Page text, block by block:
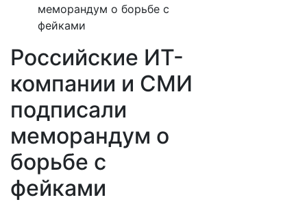
меморандум о борьбе с
фейками
Российские ИТ-
компании и СМИ
подписали
меморандум о
борьбе с
фейками